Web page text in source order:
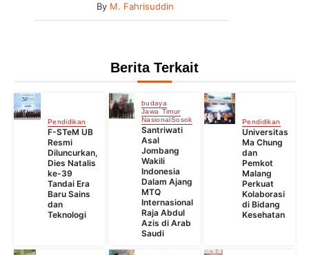
By M. Fahrisuddin
Berita Terkait
Pendidikan
F-STeM UB
Resmi
Diluncurkan,
Dies Natalis
ke-39
Tandai Era
Baru Sains
dan
Teknologi
budaya
Jawa Timur
NasionalSosok
Santriwati
Asal
Jombang
Wakili
Indonesia
Dalam Ajang
MTQ
Internasional
Raja Abdul
Azis di Arab
Saudi
Pendidikan
Universitas
Ma Chung
dan
Pemkot
Malang
Perkuat
Kolaborasi
di Bidang
Kesehatan